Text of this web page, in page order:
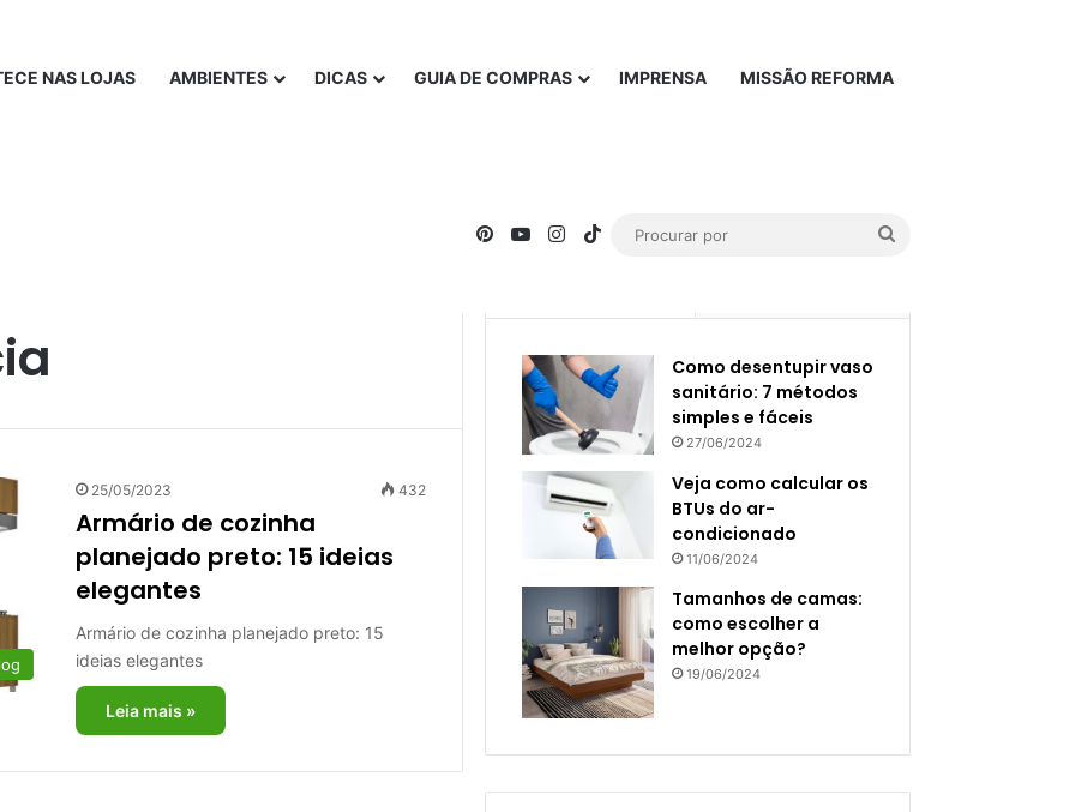
NAS LOJAS AMBIENTES DICAS GUIA DE COMPRAS IMPRENSA MISSÃO REFORMA
PinterestYouTubeInstagram
TikTok
25/05/2023 432
Armário de cozinha
planejado preto: 15 ideias
elegantes
Armário de cozinha planejado preto: 15
ideias elegantes
Leia mais »
Como desentupir vaso
sanitário: 7 métodos
simples e fáceis
27/06/2024
Veja como calcular os
BTUs do ar-
condicionado
11/06/2024
Tamanhos de camas:
como escolher a
melhor opção?
19/06/2024